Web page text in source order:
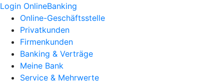
Login OnlineBanking
Online-Geschäftsstelle
Privatkunden
Firmenkunden
Banking & Verträge
Meine Bank
Service & Mehrwerte